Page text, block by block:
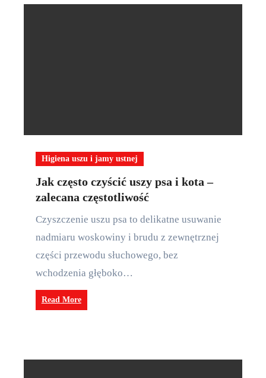
Higiena uszu i jamy ustnej
Jak często czyścić uszy psa i kota –
zalecana częstotliwość
Czyszczenie uszu psa to delikatne usuwanie
nadmiaru woskowiny i brudu z zewnętrznej
części przewodu słuchowego, bez
wchodzenia głęboko…
Read More